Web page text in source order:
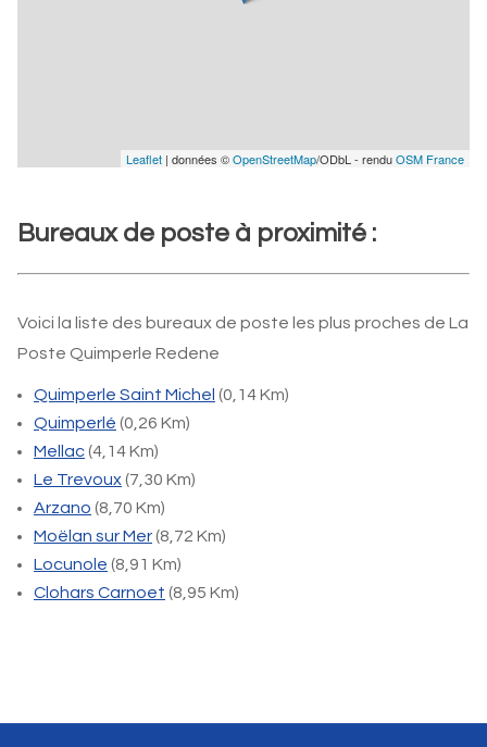
Leaflet | données ©OpenStreetMap/ODbL - renduOSM France
Bureaux de poste à proximité :
Voici la liste des bureaux de poste les plus proches de La
Poste Quimperle Redene
Quimperle Saint Michel (0,14 Km)
Quimperlé (0,26 Km)
Mellac(4,14 Km)
Le Trevoux(7,30 Km)
Arzano (8,70 Km)
Moëlan sur Mer(8,72 Km)
Locunole (8,91 Km)
Clohars Carnoet (8,95 Km)